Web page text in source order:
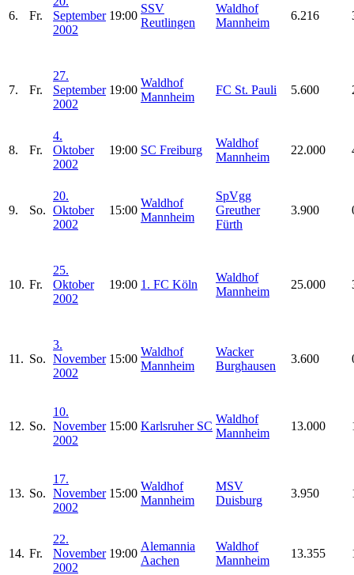
6. Fr.
September
2002
19:00
SSV
Reutlingen
Waldhof
Mannheim
6.216
7. Fr.
27.
September
2002
19:00
Waldhof
Mannheim
FC St. Pauli 5.600
8. Fr.
4.
Oktober
2002
19:00 SC Freiburg
Waldhof
Mannheim
22.000
9. So.
20.
Oktober
2002
15:00
Waldhof
Mannheim
SpVgg
Greuther
Fürth
3.900
10. Fr.
25.
Oktober
2002
19:00 1. FC Köln
Waldhof
Mannheim
25.000
11. So.
3.
November
2002
15:00
Waldhof
Mannheim
Wacker
Burghausen
3.600
12. So.
10.
November
2002
15:00 Karlsruher SC
Waldhof
Mannheim
13.000
13. So.
17.
November
2002
15:00
Waldhof
Mannheim
MSV
Duisburg
3.950
14. Fr.
22.
November
2002
19:00
Alemannia
Aachen
Waldhof
Mannheim
13.355